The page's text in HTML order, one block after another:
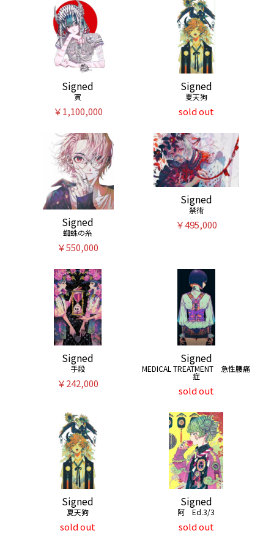
Signed
寅
￥1,100,000
Signed
夏天狗
sold out
Signed
蜘蛛の糸
￥550,000
Signed
禁術
￥495,000
Signed
手段
￥242,000
Signed
MEDICAL TREATMENT 急性腰痛
症
sold out
Signed
夏天狗
sold out
Signed
阿 Ed.3/3
sold out